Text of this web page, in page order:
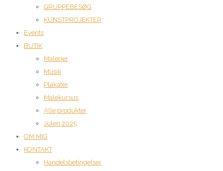
GRUPPEBESØG
KUNSTPROJEKTER
Events
BUTIK
Malerier
Musik
Plakater
Malekursus
Alle produkter
Julen 2025
OM MIG
KONTAKT
Handelsbetingelser